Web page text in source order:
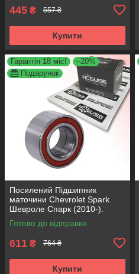
445 ₴ 557 ₴
Купити
Гарантія 18 міс!
–20%
Подарунок
Посилений Підшипник
маточини Chevrolet Spark
Шевроле Спарк (2010-).
Задній. АКСУСС Корея!
VKBA3525 , R155.89 ,
Готово до відправки
611 ₴ 764 ₴
Купити